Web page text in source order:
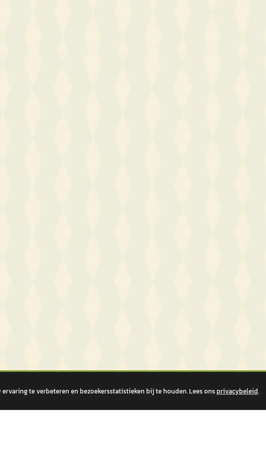
te verbeteren en bezoekersstatistieken bij te houden. Lees onsprivacybeleid.